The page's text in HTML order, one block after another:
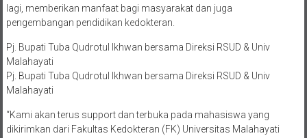
lagi, memberikan manfaat bagi masyarakat dan juga
pengembangan pendidikan kedokteran.
Pj. Bupati Tuba Qudrotul Ikhwan bersama Direksi RSUD & Univ
Malahayati
Pj. Bupati Tuba Qudrotul Ikhwan bersama Direksi RSUD & Univ
Malahayati
“Kami akan terus support dan terbuka pada mahasiswa yang
dikirimkan dari Fakultas Kedokteran (FK) Universitas Malahayati